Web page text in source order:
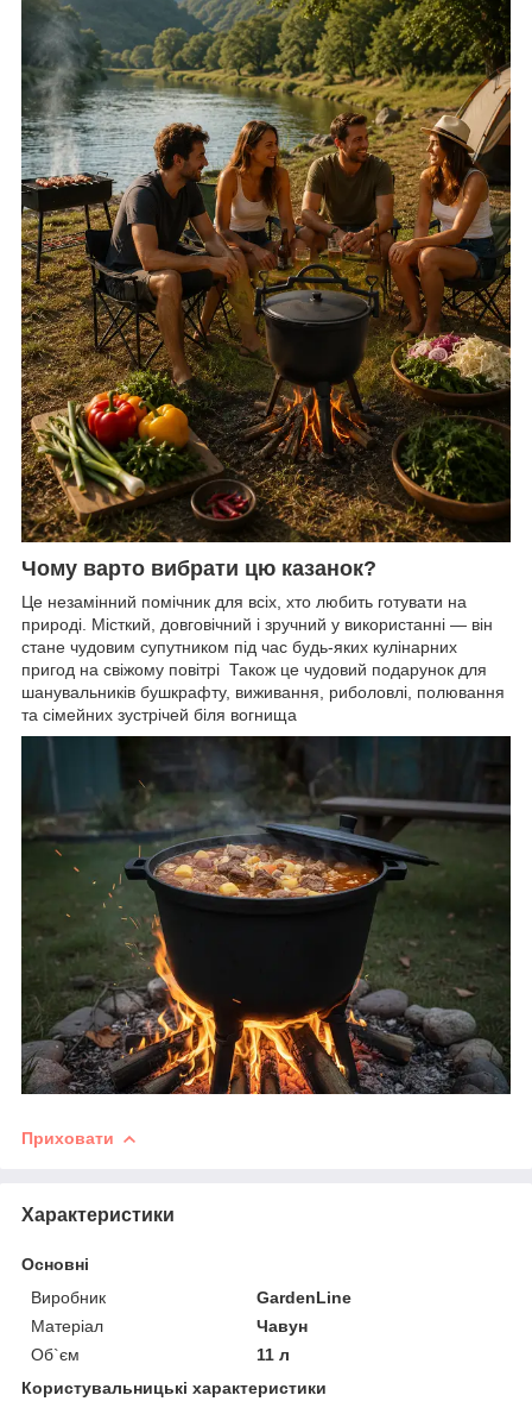
Чому варто вибрати цю казанок?
Це незамінний помічник для всіх, хто любить готувати на
природі. Місткий, довговічний і зручний у використанні — він
стане чудовим супутником під час будь-яких кулінарних
пригод на свіжому повітрі Також це чудовий подарунок для
шанувальників бушкрафту, виживання, риболовлі, полювання
та сімейних зустрічей біля вогнища ️
Приховати
Характеристики
Основні
Виробник
GardenLine
Матеріал
Чавун
Об`єм
11 л
Користувальницькі характеристики